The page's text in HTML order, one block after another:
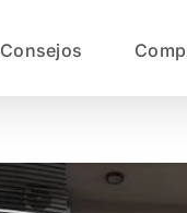
Consejos